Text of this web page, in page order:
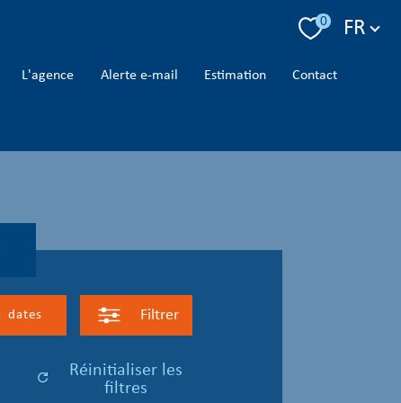
0 FR
l'agence alerte e-mail estimation contact
dates Filtrer
réinitialiser les
filtres